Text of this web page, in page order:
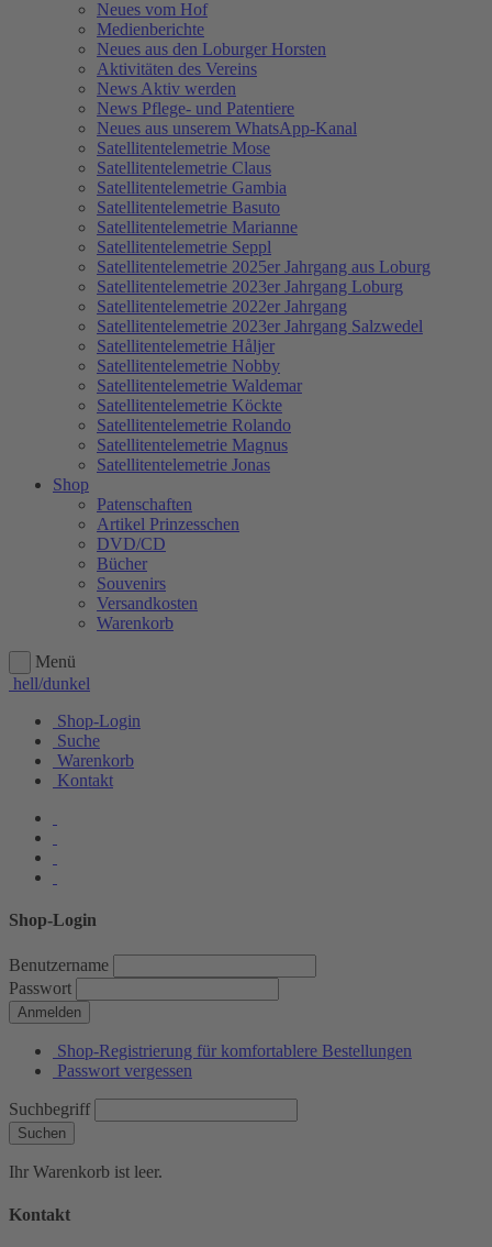
Neues vom Hof
Medienberichte
Neues aus den Loburger Horsten
Aktivitäten des Vereins
News Aktiv werden
News Pflege- und Patentiere
Neues aus unserem WhatsApp-Kanal
Satellitentelemetrie Mose
Satellitentelemetrie Claus
Satellitentelemetrie Gambia
Satellitentelemetrie Basuto
Satellitentelemetrie Marianne
Satellitentelemetrie Seppl
Satellitentelemetrie 2025er Jahrgang aus Loburg
Satellitentelemetrie 2023er Jahrgang Loburg
Satellitentelemetrie 2022er Jahrgang
Satellitentelemetrie 2023er Jahrgang Salzwedel
Satellitentelemetrie Håljer
Satellitentelemetrie Nobby
Satellitentelemetrie Waldemar
Satellitentelemetrie Köckte
Satellitentelemetrie Rolando
Satellitentelemetrie Magnus
Satellitentelemetrie Jonas
Shop
Patenschaften
Artikel Prinzesschen
DVD/CD
Bücher
Souvenirs
Versandkosten
Warenkorb
Menü
hell/dunkel
Shop-Login
Suche
Warenkorb
Kontakt
Shop-Login
Benutzername
Passwort
Anmelden
Shop-Registrierung für komfortablere Bestellungen
Passwort vergessen
Suchbegriff
Suchen
Ihr Warenkorb ist leer.
Kontakt